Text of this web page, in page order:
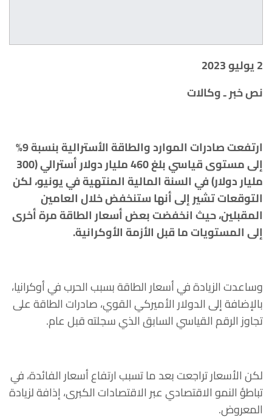
2 يوليو 2023
نص خبر ـ وكالات
ارتفعت صادرات الموارد والطاقة الأسترالية بنسبة 9%
إلى مستوى قياسي بلغ 460 مليار دولار أسترالي (300
مليار دولار) في السنة المالية المنتهية في يونيو، لكن
التوقعات تشير إلى أنها ستنخفض خلال العامين
المقبلين، حيث انخفضت بعض أسعار الطاقة مرة أخرى
إلى المستويات ما قبل الأزمة الأوكرانية.
وساعدت الزيادة في أسعار الطاقة بسبب الحرب في أوكرانيا،
بالإضافة إلى الدولار الأميركي القوي، صادرات الطاقة على
تجاوز الرقم القياسي السابق الذي سجلته قبل عام.
لكن الأسعار تراجعت بعد ما تسبب ارتفاع أسعار الفائدة، في
تباطؤ النمو الاقتصادي عبر الاقتصادات الكبرى، إذافة لزيادة
المعروض.